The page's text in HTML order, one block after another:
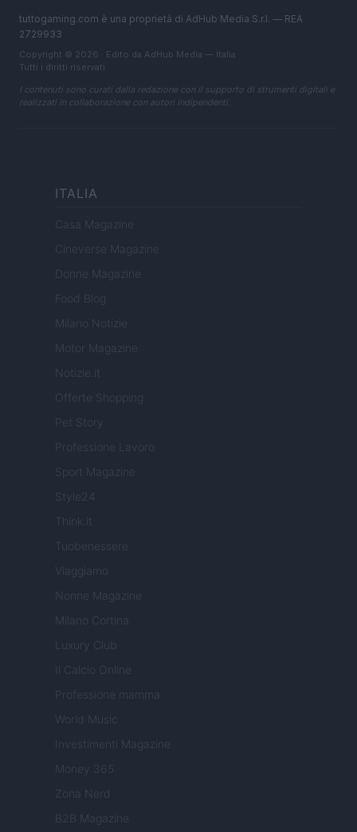
tuttogaming.com è una proprietà di AdHub Media S.r.l. — REA
2729933
Copyright © 2026 · Edito da AdHub Media — Italia
Tutti i diritti riservati
I contenuti sono curati dalla redazione con il supporto di strumenti digitali e
realizzati in collaborazione con autori indipendenti.
ITALIA
Casa Magazine
Cineverse Magazine
Donne Magazine
Food Blog
Milano Notizie
Motor Magazine
Notizie.it
Offerte Shopping
Professione Lavoro
Sport Magazine
Style24
Think.it
Tuobenessere
Viaggiamo
Nonne Magazine
Milano Cortina
Luxury Club
Il Calcio Online
Professione mamma
World Music
Investimenti Magazine
Money 365
Zona Nerd
B2B Magazine